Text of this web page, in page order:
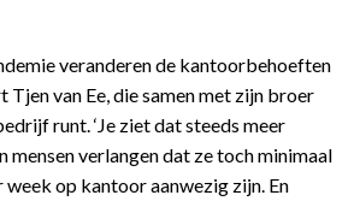
veranderen de kantoorbehoeften
Tjen van Ee, die samen met zijn broer
runt. ‘Je ziet dat steeds meer
mensen verlangen dat ze toch minimaal
op kantoor aanwezig zijn. En